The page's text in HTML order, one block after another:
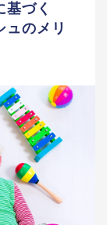
づく
ュのメリ